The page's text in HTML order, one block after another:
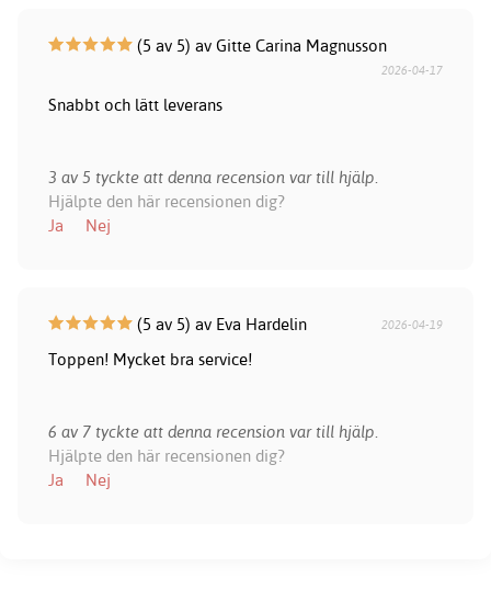
(5 av 5) av Gitte Carina Magnusson
2026-04-17
Snabbt och lätt leverans
3 av 5 tyckte att denna recension var till hjälp.
Hjälpte den här recensionen dig?
Ja
Nej
(5 av 5) av Eva Hardelin 2026-04-19
Toppen! Mycket bra service!
6 av 7 tyckte att denna recension var till hjälp.
Hjälpte den här recensionen dig?
Ja
Nej